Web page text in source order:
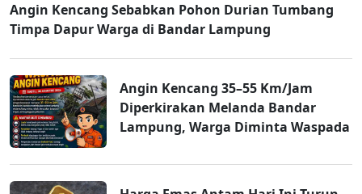
Angin Kencang Sebabkan Pohon Durian Tumbang
Timpa Dapur Warga di Bandar Lampung
Angin Kencang 35–55 Km/Jam
Diperkirakan Melanda Bandar
Lampung, Warga Diminta Waspada